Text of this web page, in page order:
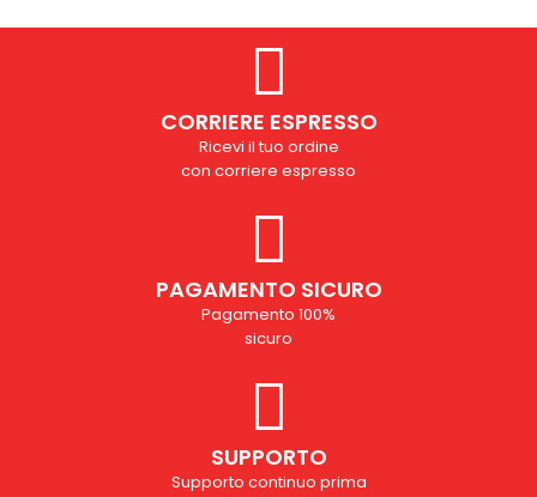
CORRIERE ESPRESSO
Ricevi il tuo ordine
con corriere espresso
PAGAMENTO SICURO
Pagamento 100%
sicuro
SUPPORTO
Supporto continuo prima